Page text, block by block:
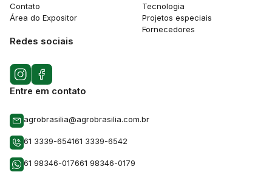
Contato
Área do Expositor
Tecnologia
Projetos especiais
Fornecedores
Redes sociais
Entre em contato
agrobrasilia@agrobrasilia.com.br
61 3339-654161 3339-6542
61 98346-017661 98346-0179